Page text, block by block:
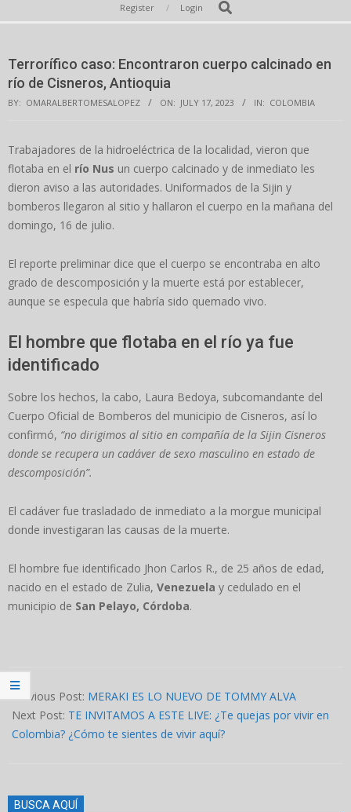
Navigation
Register Login Search
Terrorífico caso: Encontraron cuerpo calcinado en
río de Cisneros, Antioquia
BY: OMARALBERTOMESALOPEZ ON: JULY 17, 2023 IN: COLOMBIA
Trabajadores de la hidroeléctrica de la localidad, vieron que
flotaba en el río Nus un cuerpo calcinado y de inmediato les
dieron aviso a las autoridades. Uniformados de la Sijin y
bomberos llegaron al sitio y hallaron el cuerpo en la mañana del
domingo, 16 de julio.
El reporte preliminar dice que el cuerpo se encontraba en alto
grado de descomposición y la muerte está por establecer,
aunque se especula que habría sido quemado vivo.
El hombre que flotaba en el río ya fue
identificado
Sobre los hechos, la cabo, Laura Bedoya, subcomandante del
Cuerpo Oficial de Bomberos del municipio de Cisneros, así lo
confirmó, “no dirigimos al sitio en compañía de la Sijin Cisneros
donde se recupera un cadáver de sexo masculino en estado de
descomposición”.
El cadáver fue trasladado de inmediato a la morgue municipal
donde investigaran las causas de la muerte.
El hombre fue identificado Jhon Carlos R., de 25 años de edad,
nacido en el estado de Zulia, Venezuela y cedulado en el
municipio de San Pelayo, Córdoba.
2023-
07-
17
Previous Post: MERAKI ES LO NUEVO DE TOMMY ALVA
Next Post: TE INVITAMOS A ESTE LIVE: ¿Te quejas por vivir en
Colombia? ¿Cómo te sientes de vivir aquí?
BUSCA AQUÍ